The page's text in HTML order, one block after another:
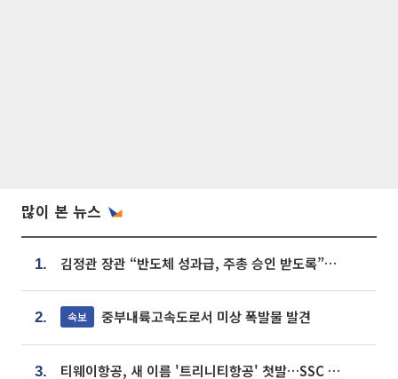
많이 본 뉴스
1. 김정관 장관 “반도체 성과급, 주총 승인 받도록”…상법·자본시장법 개정 시사
2. 속보 중부내륙고속도로서 미상 폭발물 발견
3. 티웨이항공, 새 이름 '트리니티항공' 첫발…SSC 전략 본격화